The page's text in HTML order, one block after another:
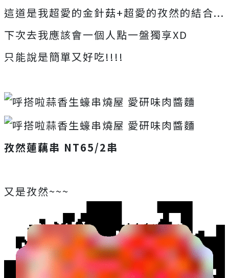
這道是我超愛的金針菇+超愛的孜然的結合...
下次去我應該會一個人點一盤獨享XD
只能說是簡單又好吃!!!!
孜然蓮藕串 NT65/2串
又是孜然~~~